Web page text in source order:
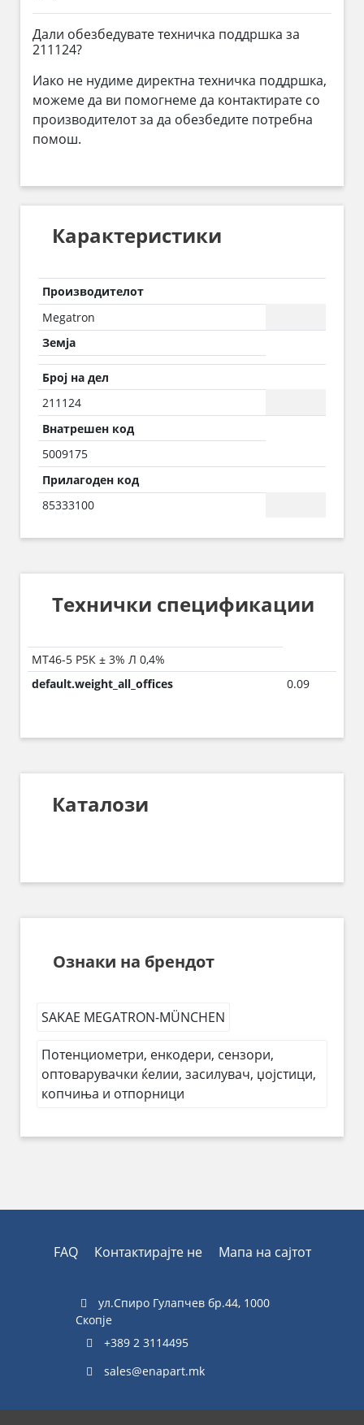
Дали обезбедувате техничка поддршка за
211124?
Иако не нудиме директна техничка поддршка,
можеме да ви помогнеме да контактирате со
производителот за да обезбедите потребна
помош.
Карактеристики
Производителот
Megatron
Земја
Број на дел
211124
Внатрешен код
5009175
Прилагоден код
85333100
Технички спецификации
МТ46-5 Р5К ± 3% Л 0,4%
default.weight_all_offices
0.09
Каталози
Ознаки на брендот
SAKAE MEGATRON-MÜNCHEN
Потенциометри, енкодери, сензори,
оптоварувачки ќелии, засилувач, џојстици,
копчиња и отпорници
FAQ Контактирајте не Мапа на сајтот
ул.Спиро Гулапчев бр.44, 1000
Скопје
+389 2 3114495
sales@enapart.mk